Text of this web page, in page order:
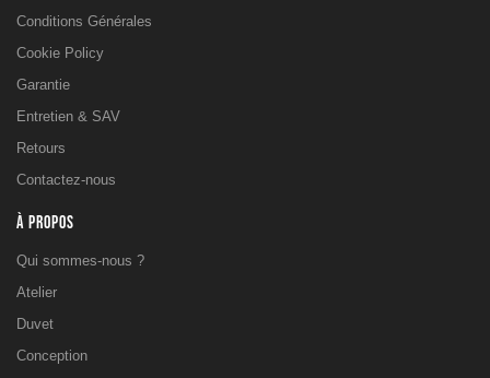
Conditions Générales
Cookie Policy
Garantie
Entretien & SAV
Retours
Contactez-nous
À PROPOS
Qui sommes-nous ?
Atelier
Duvet
Conception